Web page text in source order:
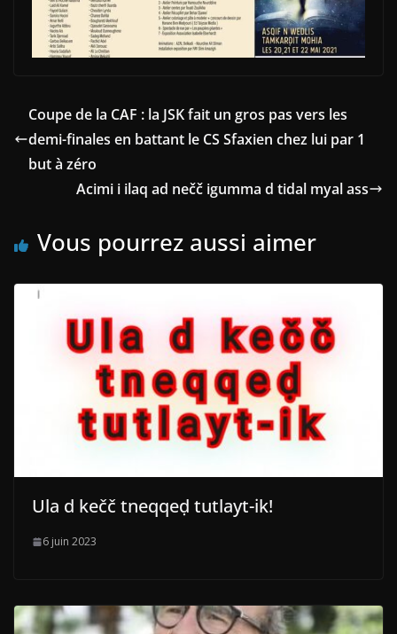
Coupe de la CAF : la JSK fait un gros pas vers les
demi-finales en battant le CS Sfaxien chez lui par 1
but à zéro
Acimi i ilaq ad nečč igumma d tidal myal ass
Vous pourrez aussi aimer
Ula d kečč tneqqeḍ tutlayt-ik!
6 juin 2023